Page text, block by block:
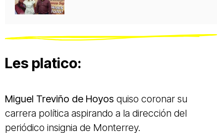
Les platico:
Miguel Treviño de Hoyos quiso coronar su
carrera política aspirando a la dirección del
periódico insignia de Monterrey.